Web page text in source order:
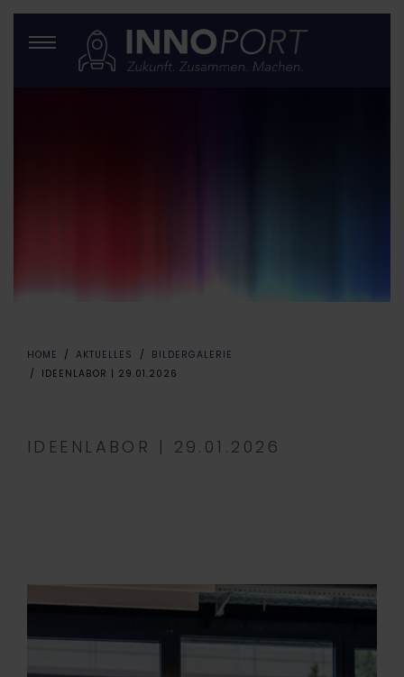
HOME AKTUELLES
BILDERGALERIE
IDEENLABOR | 29.01.2026
IDEENLABOR | 29.01.2026